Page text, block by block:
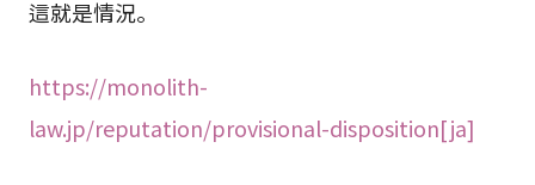
這就是情況。
https://monolith-
law.jp/reputation/provisional-disposition[ja]